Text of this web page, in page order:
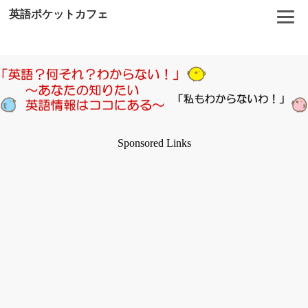
英語ポケットカフェ
Sponsored Links